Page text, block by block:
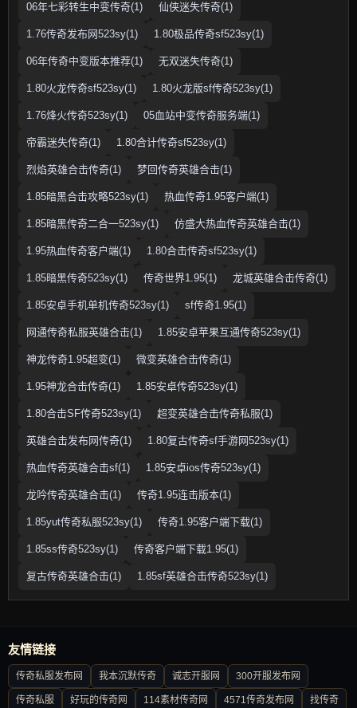
06年七彩转生中变传奇(1) 仙侠迷失传奇(1)
1.76传奇发布网523sy(1) 1.80极品传奇sf523sy(1)
06年传奇中变版本推荐(1) 无双迷失传奇(1)
1.80火龙传奇sf523sy(1) 1.80火龙版sf传奇523sy(1)
1.76烽火传奇523sy(1) 05血站中变传奇服务端(1)
帝霸迷失传奇(1) 1.80合计传奇sf523sy(1)
烈焰英雄合击传奇(1) 梦回传奇英雄合击(1)
1.85暗黑合击攻略523sy(1) 热血传奇1.95客户端(1)
1.85暗黑传奇二合一523sy(1) 仿盛大热血传奇英雄合击(1)
1.95热血传奇客户端(1) 1.80合击传奇sf523sy(1)
1.85暗黑传奇523sy(1) 传奇世界1.95(1) 龙城英雄合击传奇(1)
1.85安卓手机单机传奇523sy(1) sf传奇1.95(1)
网通传奇私服英雄合击(1) 1.85安卓苹果互通传奇523sy(1)
神龙传奇1.95超变(1) 微变英雄合击传奇(1)
1.95神龙合击传奇(1) 1.85安卓传奇523sy(1)
1.80合击SF传奇523sy(1) 超变英雄合击传奇私服(1)
英雄合击发布网传奇(1) 1.80复古传奇sf手游网523sy(1)
热血传奇英雄合击sf(1) 1.85安卓ios传奇523sy(1)
龙吟传奇英雄合击(1) 传奇1.95连击版本(1)
1.85yut传奇私服523sy(1) 传奇1.95客户端下载(1)
1.85ss传奇523sy(1) 传奇客户端下载1.95(1)
复古传奇英雄合击(1) 1.85sf英雄合击传奇523sy(1)
友情链接
传奇私服发布网 我本沉默传奇 诚志开服网 300开服发布网
传奇私服 好玩的传奇网 114素材传奇网 4571传奇发布网 找传奇